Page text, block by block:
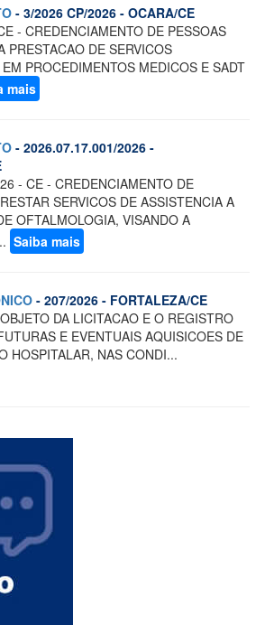
- 3/2026 CP/2026 - OCARA/CE
- CREDENCIAMENTO DE PESSOAS
PRESTACAO DE SERVICOS
PROCEDIMENTOS MEDICOS E SADT
mais
- 2026.07.17.001/2026 -
- CE - CREDENCIAMENTO DE
SERVICOS DE ASSISTENCIA A
OFTALMOLOGIA, VISANDO A
Saiba mais
- 207/2026 - FORTALEZA/CE
DA LICITACAO E O REGISTRO
E EVENTUAIS AQUISICOES DE
HOSPITALAR, NAS CONDI...